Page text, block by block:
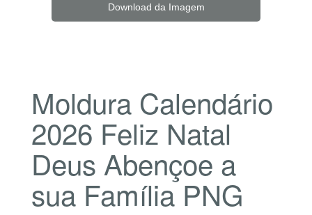
Download da Imagem
Moldura Calendário
2026 Feliz Natal
Deus Abençoe a
sua Família PNG